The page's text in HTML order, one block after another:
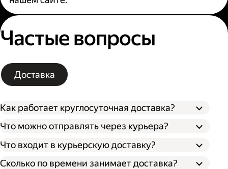
Частые вопросы
Доставка
Как работает круглосуточная доставка?
Что можно отправлять через курьера?
Что входит в курьерскую доставку?
Сколько по времени занимает доставка?